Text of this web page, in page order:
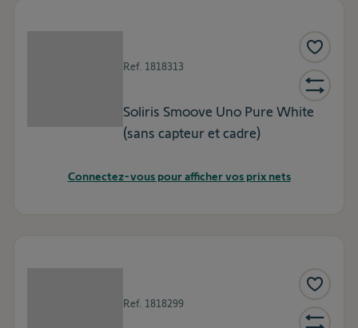
Ref. 1818313
Soliris Smoove Uno Pure White
(sans capteur et cadre)
Connectez-vous pour afficher vos prix nets
Ref. 1818299